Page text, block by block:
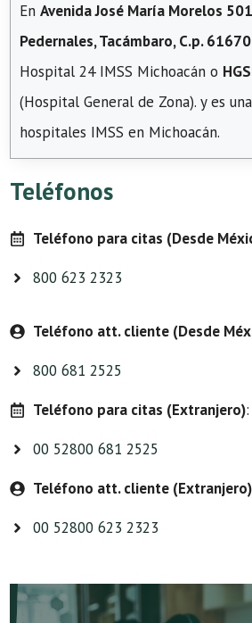
En Avenida José María Morelos
Pedernales, Tacámbaro, C.p. 61670
Hospital 24 IMSS Michoacán o
(Hospital General de Zona). y es
hospitales IMSS en Michoacán.
Teléfonos
Teléfono para citas (Desde
800 623 2323
Teléfono att. cliente (Desde
800 681 2525
Teléfono para citas (Extranjero):
00 52800 681 2525
Teléfono att. cliente (Extranjero)
00 52800 623 2323